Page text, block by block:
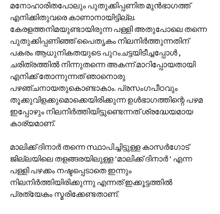
മനോഹാരിതപോലും പുതുക്കിപ്പണിത മുന്‍ഭാഗത്ത്
എനിക്കിതുവരെ കാണാനായിട്ടില്ല.
കേരളത്തനിമയുണ്ടായിരുന്ന പള്ളി അതുപോലെ തന്നെ
പുതുക്കിപ്പണിഞ്ഞ് പൈതൃകം നിലനിര്‍ത്തുന്നതിന്
പകരം ആധുനികതയുടെ പുറംചട്ടയിടീച്ചപ്പോള്‍ ,
ചരിത്രത്തില്‍ നിന്നുതന്നെ അകന്ന് മാറിപ്പോയതായി
എനിക്ക് തോന്നുന്നത് ഞാനൊരു
പഴഞ്ചനായതുകൊണ്ടാകാം. പ്രസംഗപീഠവും
തൂക്കുവിളക്കുമൊക്കെയിരിക്കുന്ന ഉള്‍ഭാഗത്തിന്റെ പഴമ
ഇപ്പോഴും നിലനിര്‍ത്തിയിട്ടുണ്ടെന്നത് ശ്രദ്ധേയമായ
കാര്യമാണ്.
മാലിക്ക് ദിനാര്‍ തന്നെ സ്ഥാപിച്ചിട്ടുള്ള കാസര്‍ഗോട്
ജില്ലയിലെ തളങ്ങരയിലുള്ള ‘മാലിക്ക് ദിനാര്‍ ‘ എന്ന
പള്ളി പഴക്കം നഷ്ടപ്പെടാതെ ഇന്നും
നിലനിര്‍ത്തിയിരിക്കുന്നു എന്നത് ഇക്കൂട്ടത്തില്‍
പ്രത്യേകം സ്മരിക്കേണ്ടതാണ്.